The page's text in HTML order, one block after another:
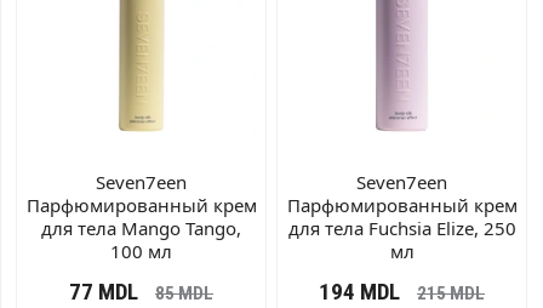
Seven7een
Парфюмированный крем
для тела Mango Tango,
100 мл
77 MDL 85MDL
Seven7een
Парфюмированный крем
для тела Fuchsia Elize, 250
мл
194 MDL 215MDL